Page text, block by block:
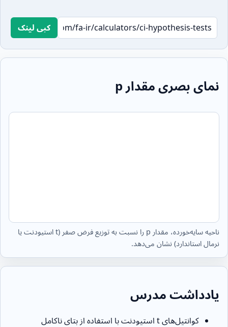
کپی لینک
نمای بصری مقدار p
ناحیه سایه‌خورده، مقدار p را نسبت به توزیع فرض صفر (t استیودنت یا
نرمال استاندارد) نشان می‌دهد.
یادداشت مدرس
کوانتیل‌های t استیودنت با استفاده از بتای ناکامل